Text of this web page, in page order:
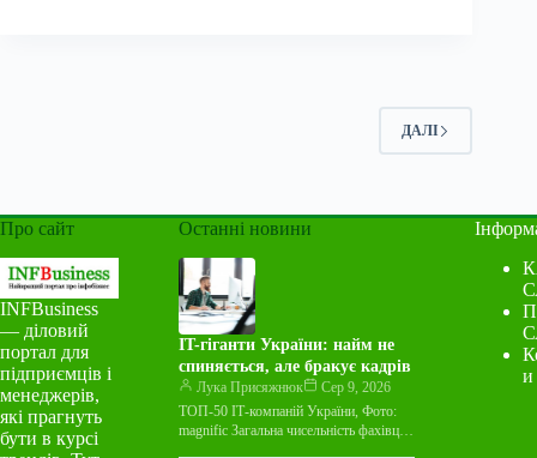
ДАЛІ
Про сайт
INFBusiness
— діловий
портал для
підприємців і
менеджерів,
які прагнуть
бути в курсі
Останні новини
IT-гіганти України: найм не
спиняється, але бракує кадрів
Лука Присяжнюк
Сер 9, 2026
ТОП-50 ІТ-компаній України, Фото:
magnific Загальна чисельність фахівців
и